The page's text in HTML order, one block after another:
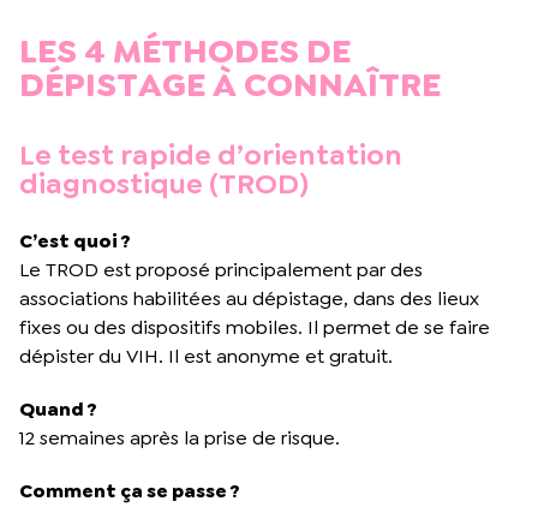
LES 4 MÉTHODES DE
DÉPISTAGE À CONNAÎTRE
Le test rapide d’orientation
diagnostique (TROD)
C’est quoi ?
Le TROD est proposé principalement par des
associations habilitées au dépistage, dans des lieux
fixes ou des dispositifs mobiles. Il permet de se faire
dépister du VIH. Il est anonyme et gratuit.
Quand ?
12 semaines après la prise de risque.
Comment ça se passe ?